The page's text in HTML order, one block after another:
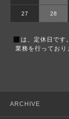
27 28
■ は、定休日です
業務を行ってお
ARCHIVE